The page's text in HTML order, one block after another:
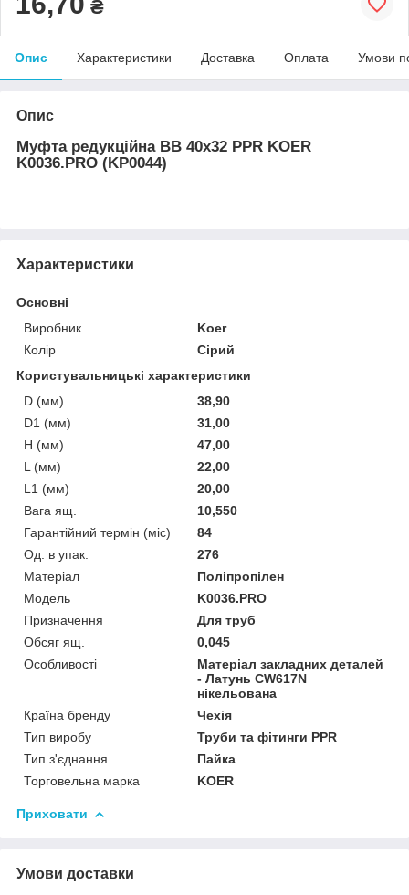
₴
Опис Характеристики Доставка Оплата Умови
Опис
Муфта редукційна ВВ 40x32 PPR KOER
K0036.PRO (KP0044)
Характеристики
Основні
Виробник
Koer
Колір
Сірий
Користувальницькі характеристики
D (мм)
38,90
D1 (мм)
31,00
H (мм)
47,00
L (мм)
22,00
L1 (мм)
20,00
Вага ящ.
10,550
Гарантійний термін (міс)
84
Од. в упак.
276
Матеріал
Поліпропілен
Мoдель
K0036.PRO
Призначення
Для труб
Обсяг ящ.
0,045
Особливості
Матеріал закладних деталей
- Латунь CW617N
нікельована
Країна бренду
Чехія
Тип виробу
Труби та фітинги PPR
Тип з'єднання
Пайка
Торговельна марка
KOER
Приховати
Умови доставки